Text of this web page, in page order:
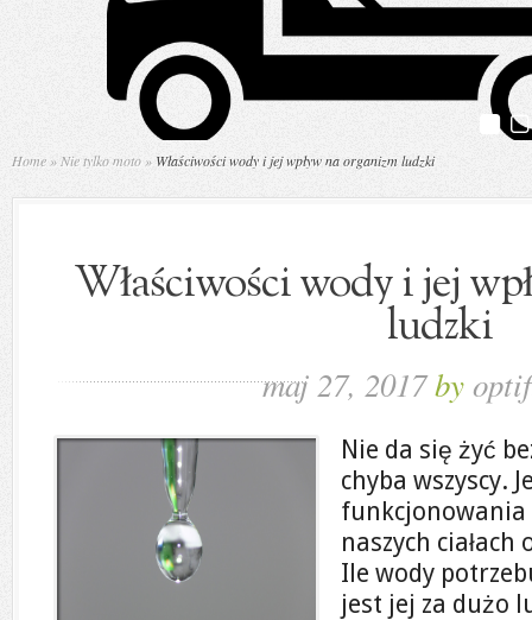
Home » Nie tylko moto » Właściwości wody i jej wpływ na organizm ludzki
Właściwości wody i jej
ludzki
maj 27, 2017by
Nie da się żyć
chyba wszyscy.
funkcjonowania
naszych
Ile wody
jest jej za dużo